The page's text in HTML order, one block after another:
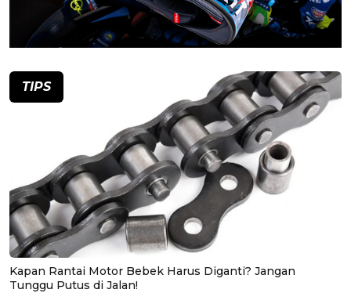
TIPS
Kapan Rantai Motor Bebek Harus Diganti? Jangan
Tunggu Putus di Jalan!